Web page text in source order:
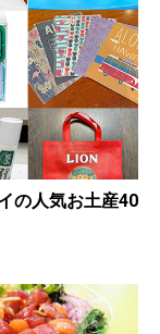
の人気お土産40